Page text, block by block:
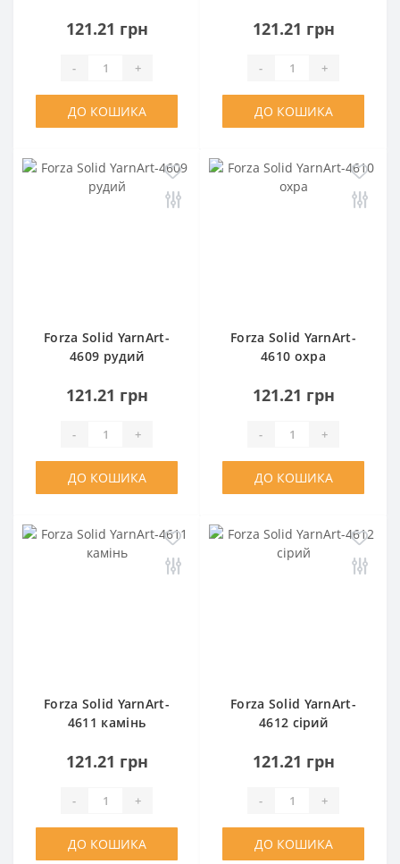
121.21 грн
- +
ДО КОШИКА
121.21 грн
- +
ДО КОШИКА
Forza Solid YarnArt-
4609 рудий
121.21 грн
- +
ДО КОШИКА
Forza Solid YarnArt-
4610 охра
121.21 грн
- +
ДО КОШИКА
Forza Solid YarnArt-
4611 камінь
121.21 грн
- +
ДО КОШИКА
Forza Solid YarnArt-
4612 сірий
121.21 грн
- +
ДО КОШИКА